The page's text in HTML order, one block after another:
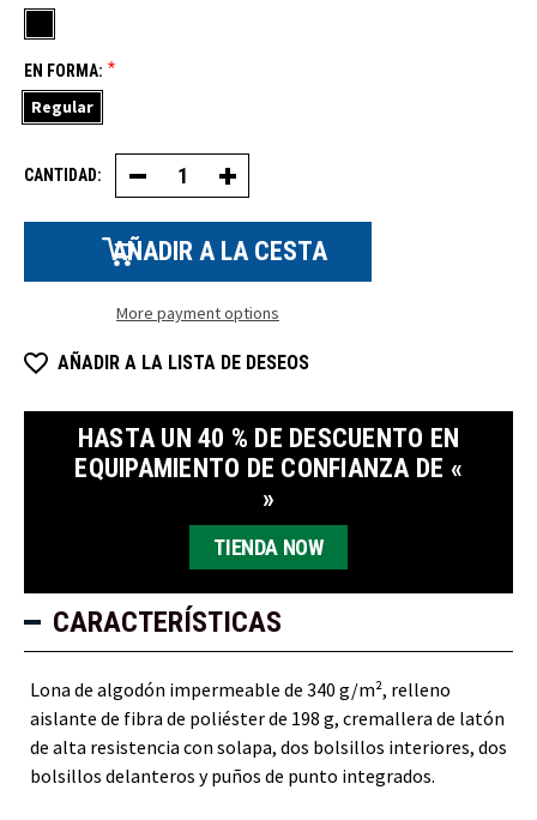
EN FORMA: *
Regular
CANTIDAD: Disminuir
la
cantidad
de
chaquetas
lona
Aumentar
la
cantidad
chaquetas
lona
More payment options
AÑADIR A LA LISTA DE DESEOS
HASTA UN 40 % DE DESCUENTO EN
EQUIPAMIENTO DE CONFIANZA DE «
»
TIENDA NOW
CARACTERÍSTICAS
Lona de algodón impermeable de 340 g/m², relleno
aislante de fibra de poliéster de 198 g, cremallera de latón
de alta resistencia con solapa, dos bolsillos interiores, dos
bolsillos delanteros y puños de punto integrados.